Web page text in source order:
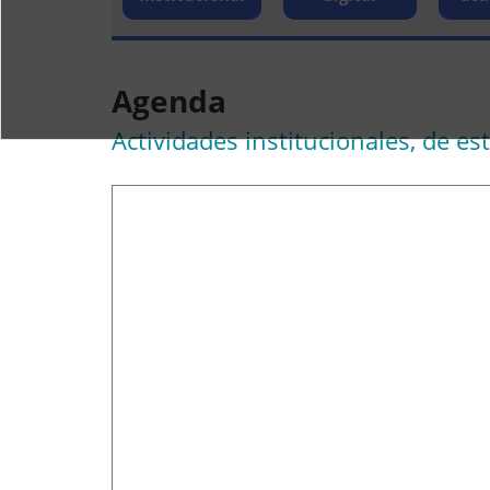
Agenda
Actividades institucionales, de